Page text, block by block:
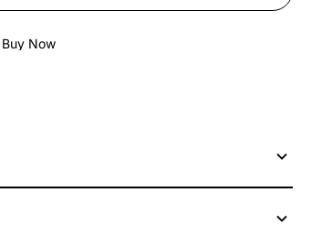
Buy Now